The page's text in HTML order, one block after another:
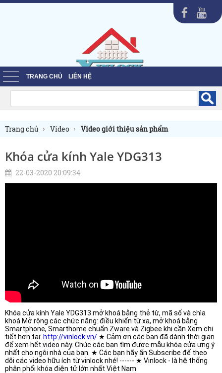
TRANG CHỦ LIÊN HỆ
Trang chủ Video Video giới thiệu sản phẩm
Khóa cửa kính Yale YDG313
22-03-2020 20:09:34
Khóa cửa kính Yale YDG313 mở khoá bằng thẻ từ, mã số và chìa
khoá Mở rộng các chức năng: điều khiển từ xa, mở khoá bằng
Smartphone, Smarthome chuẩn Zware và Zigbee khi cần Xem chi
tiết hơn tại: http://vinlock.vn/ ★ Cảm ơn các bạn đã dành thời gian
để xem hết video này. Chúc các bạn tìm được mẫu khóa cửa ưng ý
nhất cho ngôi nhà của bạn. ★ Các bạn hãy ấn Subscribe để theo
dõi các video hữu ích từ vinlock nhé! ------ ★ Vinlock - là hệ thống
phân phối khóa điện tử lớn nhất Việt Nam